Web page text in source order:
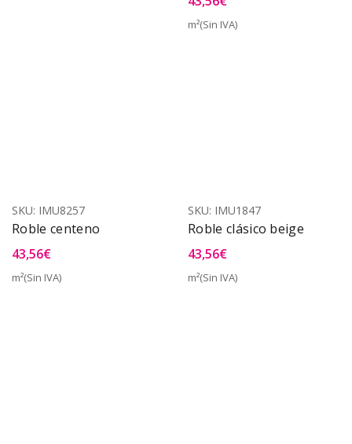
m²(Sin IVA)
SKU: IMU8257
Roble centeno
43,56€
m²(Sin IVA)
SKU: IMU1847
Roble clásico beige
43,56€
m²(Sin IVA)